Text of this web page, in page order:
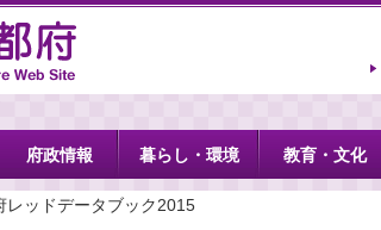
府政情報 暮らし・環境 教育・文化
レッドデータブック2015